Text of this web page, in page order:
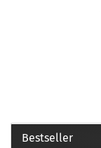
Bestseller